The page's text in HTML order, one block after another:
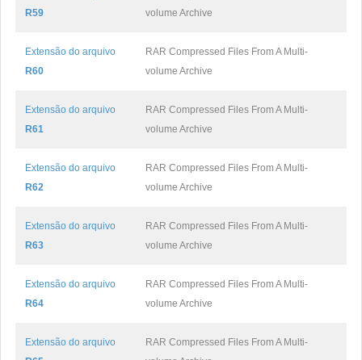
R59
volume Archive
Extensão do arquivo
R60
RAR Compressed Files From A Multi-
volume Archive
Extensão do arquivo
R61
RAR Compressed Files From A Multi-
volume Archive
Extensão do arquivo
R62
RAR Compressed Files From A Multi-
volume Archive
Extensão do arquivo
R63
RAR Compressed Files From A Multi-
volume Archive
Extensão do arquivo
R64
RAR Compressed Files From A Multi-
volume Archive
Extensão do arquivo
RAR Compressed Files From A Multi-